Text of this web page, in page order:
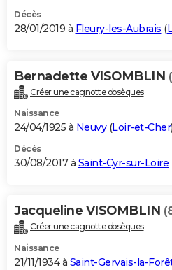
Décès
28/01/2019 à Fleury-les-Aubrais (
Bernadette VISOMBLIN
Créer une cagnotte obsèques
Naissance
24/04/1925 à Neuvy(Loir-et-Cher)
Décès
30/08/2017 à Saint-Cyr-sur-Loire
Jacqueline VISOMBLIN
Créer une cagnotte obsèques
Naissance
21/11/1934 à Saint-Gervais-la-